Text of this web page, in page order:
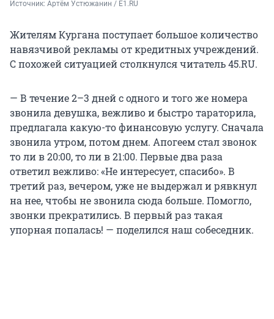
Источник: Артём Устюжанин / E1.RU
Жителям Кургана поступает большое количество
навязчивой рекламы от кредитных учреждений.
С похожей ситуацией столкнулся читатель 45.RU.
— В течение 2–3 дней с одного и того же номера
звонила девушка, вежливо и быстро тараторила,
предлагала какую-то финансовую услугу. Сначала
звонила утром, потом днем. Апогеем стал звонок
то ли в 20:00, то ли в 21:00. Первые два раза
ответил вежливо: «Не интересует, спасибо». В
третий раз, вечером, уже не выдержал и рявкнул
на нее, чтобы не звонила сюда больше. Помогло,
звонки прекратились. В первый раз такая
упорная попалась! — поделился наш собеседник.